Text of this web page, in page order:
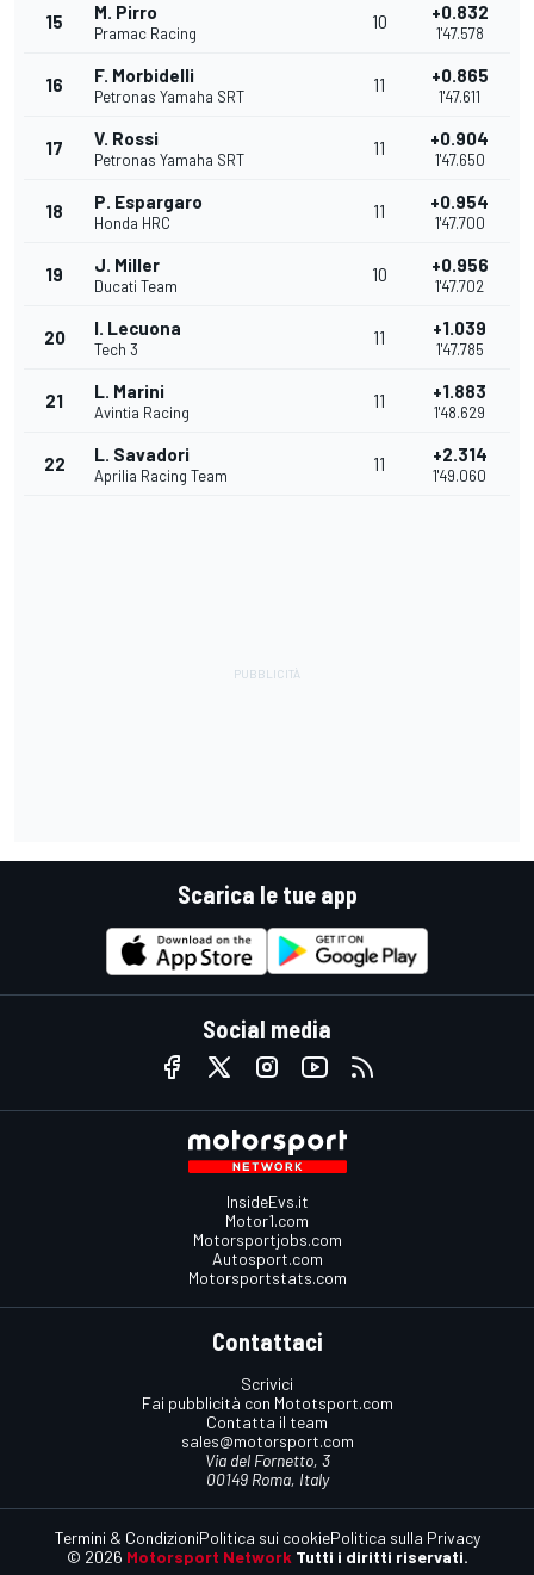
15 M. Pirro
Pramac Racing
10 +0.832
1'47.578
16 F. Morbidelli
Petronas Yamaha SRT
11 +0.865
1'47.611
17 V. Rossi
Petronas Yamaha SRT
11 +0.904
1'47.650
18 P. Espargaro
Honda HRC
11 +0.954
1'47.700
19 J. Miller
Ducati Team
10 +0.956
1'47.702
20 I. Lecuona
Tech 3
11 +1.039
1'47.785
21 L. Marini
Avintia Racing
11 +1.883
1'48.629
22 L. Savadori
Aprilia Racing Team
11 +2.314
1'49.060
Scarica le tue app
Social media
InsideEvs.it
Motor1.com
Motorsportjobs.com
Autosport.com
Motorsportstats.com
Contattaci
Scrivici
Fai pubblicità con Mototsport.com
Contatta il team
sales@motorsport.com
Via del Fornetto, 3
00149 Roma, Italy
© 2026 Motorsport Network Tutti i diritti riservati.
Termini & CondizioniPolitica sui cookiePolitica sulla Privacy